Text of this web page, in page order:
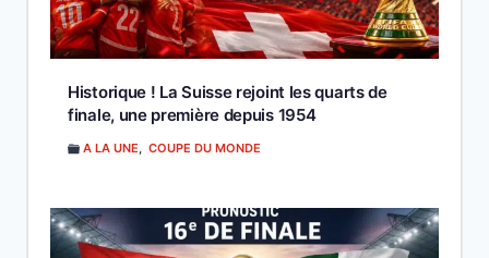
Historique ! La Suisse rejoint les quarts de
finale, une première depuis 1954
A LA UNE, COUPE DU MONDE